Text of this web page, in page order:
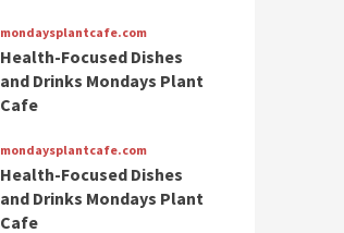
mondaysplantcafe.com
Health-Focused Dishes
and Drinks Mondays Plant
Cafe
mondaysplantcafe.com
Health-Focused Dishes
and Drinks Mondays Plant
Cafe